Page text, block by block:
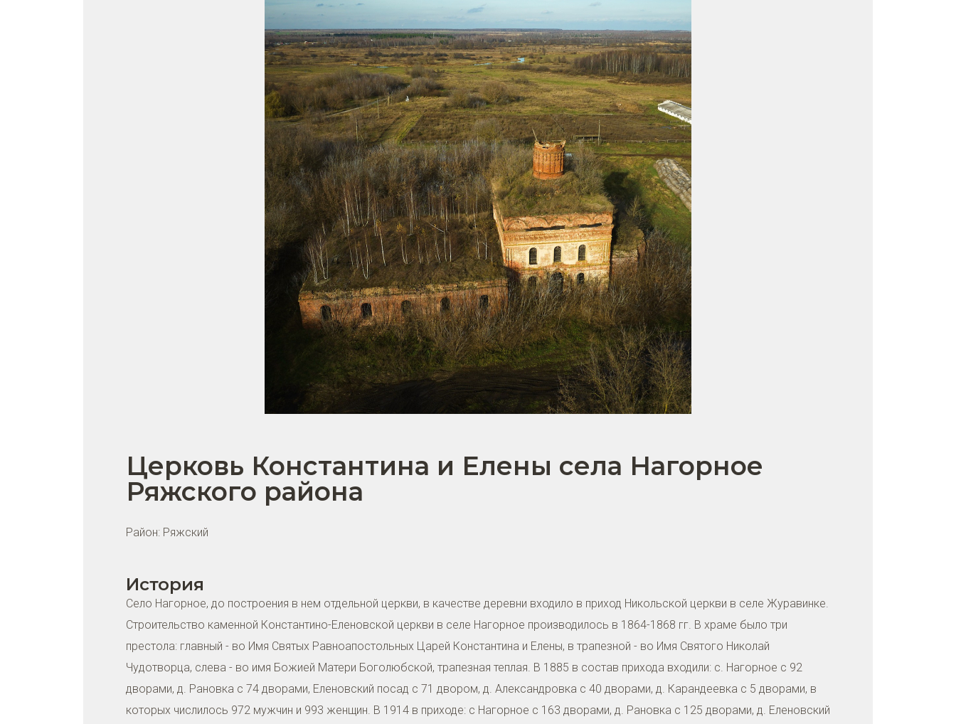
Церковь Константина и Елены села Нагорное
Ряжского района
Район: Ряжский
История
Село Нагорное, до построения в нем отдельной церкви, в качестве деревни входило в приход Никольской церкви в селе Журавинке.
Строительство каменной Константино-Еленовской церкви в селе Нагорное производилось в 1864-1868 гг. В храме было три
престола: главный - во Имя Святых Равноапостольных Царей Константина и Елены, в трапезной - во Имя Святого Николай
Чудотворца, слева - во имя Божией Матери Боголюбской, трапезная теплая. В 1885 в состав прихода входили: с. Нагорное с 92
дворами, д. Рановка с 74 дворами, Еленовский посад с 71 двором, д. Александровка с 40 дворами, д. Карандеевка с 5 дворами, в
которых числилось 972 мужчин и 993 женщин. В 1914 в приходе: с Нагорное с 163 дворами, д. Рановка с 125 дворами, д. Еленовский